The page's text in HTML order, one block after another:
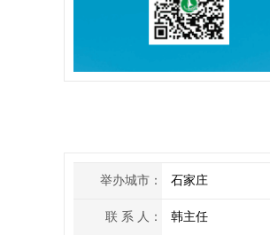
举办城市： 石家庄
联 系 人： 韩主任